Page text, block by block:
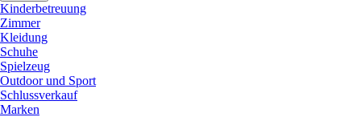
Kinderbetreuung
Zimmer
Kleidung
Schuhe
Spielzeug
Outdoor und Sport
Schlussverkauf
Marken